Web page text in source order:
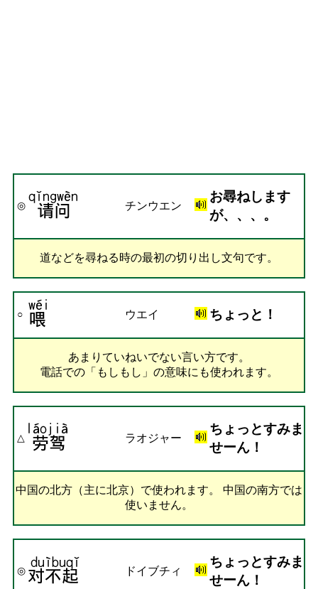
◎ チンウエン
お尋ねします
が、、、。
道などを尋ねる時の最初の切り出し文句です。
○ ウエイ ちょっと！
あまりていねいでない言い方です。
電話での「もしもし」の意味にも使われます。
△ ラオジャー
ちょっとすみま
せーん！
中国の北方（主に北京）で使われます。 中国の南方では
使いません。
◎ ドイブチィ
ちょっとすみま
せーん！